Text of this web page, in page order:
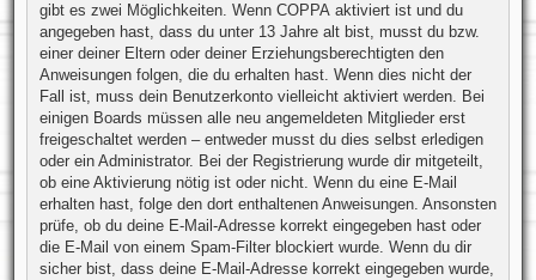
gibt es zwei Möglichkeiten. Wenn COPPAaktiviert ist und du
angegeben hast, dass du unter 13 Jahre alt bist, musst du bzw.
einer deiner Eltern oder deiner Erziehungsberechtigten den
Anweisungen folgen, die du erhalten hast. Wenn dies nicht der
Fall ist, muss dein Benutzerkonto vielleicht aktiviert werden. Bei
einigen Boards müssen alle neu angemeldeten Mitglieder erst
freigeschaltet werden – entweder musst du dies selbst erledigen
oder ein Administrator. Bei der Registrierung wurde dir mitgeteilt,
ob eine Aktivierung nötig ist oder nicht. Wenn du eine E-Mail
erhalten hast, folge den dort enthaltenen Anweisungen. Ansonsten
prüfe, ob du deine E-Mail-Adresse korrekt eingegeben hast oder
die E-Mail von einem Spam-Filter blockiert wurde. Wenn du dir
sicher bist, dass deine E-Mail-Adresse korrekt eingegeben wurde,